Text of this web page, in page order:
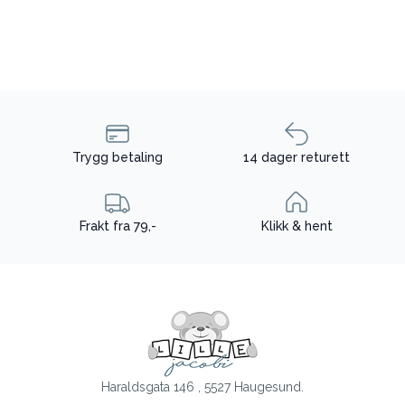
Trygg betaling 14 dager returett
Frakt fra 79,- Klikk & hent
Haraldsgata 146 , 5527 Haugesund.